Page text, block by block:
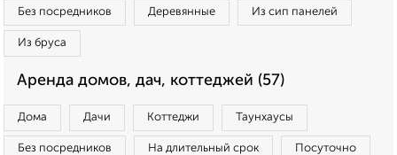
Без посредников Деревянные Из сип панелей
Из бруса
Аренда домов, дач, коттеджей (57)
Дома Дачи Коттеджи Таунхаусы
Без посредников На длительный срок Посуточно